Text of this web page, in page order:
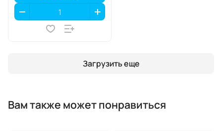
Загрузить еще
Вам также может понравиться